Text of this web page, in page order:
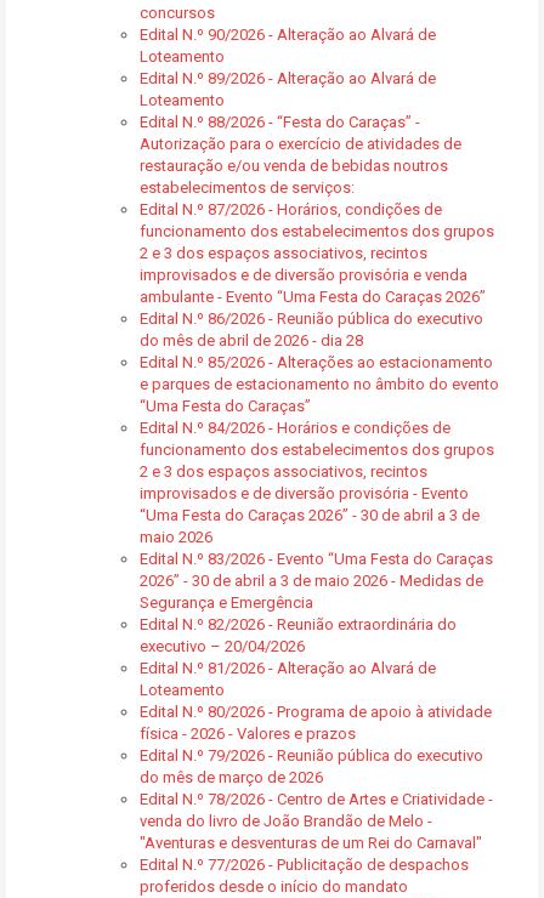
concursos
Edital N.º 90/2026 - Alteração ao Alvará de
Loteamento
Edital N.º 89/2026 - Alteração ao Alvará de
Loteamento
Edital N.º 88/2026 - “Festa do Caraças” -
Autorização para o exercício de atividades de
restauração e/ou venda de bebidas noutros
estabelecimentos de serviços:
Edital N.º 87/2026 - Horários, condições de
funcionamento dos estabelecimentos dos grupos
2 e 3 dos espaços associativos, recintos
improvisados e de diversão provisória e venda
ambulante - Evento “Uma Festa do Caraças 2026”
Edital N.º 86/2026 - Reunião pública do executivo
do mês de abril de 2026 - dia 28
Edital N.º 85/2026 - Alterações ao estacionamento
e parques de estacionamento no âmbito do evento
“Uma Festa do Caraças”
Edital N.º 84/2026 - Horários e condições de
funcionamento dos estabelecimentos dos grupos
2 e 3 dos espaços associativos, recintos
improvisados e de diversão provisória - Evento
“Uma Festa do Caraças 2026” - 30 de abril a 3 de
maio 2026
Edital N.º 83/2026 - Evento “Uma Festa do Caraças
2026” - 30 de abril a 3 de maio 2026 - Medidas de
Segurança e Emergência
Edital N.º 82/2026 - Reunião extraordinária do
executivo – 20/04/2026
Edital N.º 81/2026 - Alteração ao Alvará de
Loteamento
Edital N.º 80/2026 - Programa de apoio à atividade
física - 2026 - Valores e prazos
Edital N.º 79/2026 - Reunião pública do executivo
do mês de março de 2026
Edital N.º 78/2026 - Centro de Artes e Criatividade -
venda do livro de João Brandão de Melo -
"Aventuras e desventuras de um Rei do Carnaval"
Edital N.º 77/2026 - Publicitação de despachos
proferidos desde o início do mandato